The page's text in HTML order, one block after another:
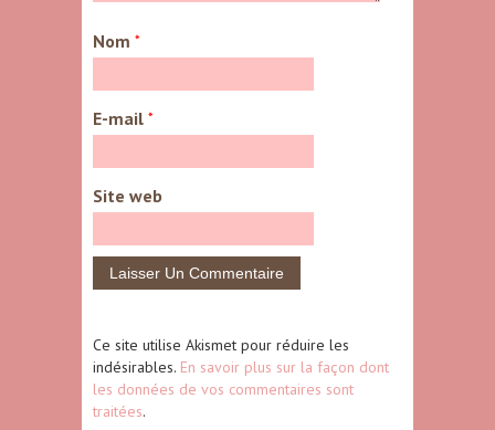
Nom *
E-mail *
Site web
Ce site utilise Akismet pour réduire les
indésirables. En savoir plus sur la façon dont
les données de vos commentaires sont
traitées.